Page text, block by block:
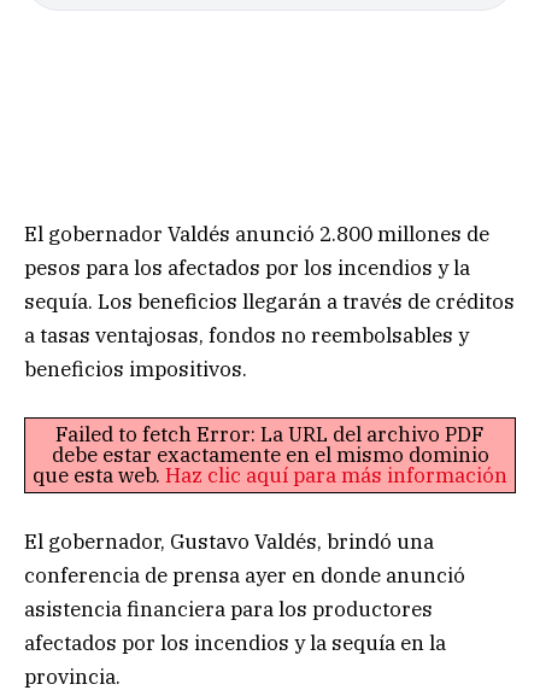
El gobernador Valdés anunció 2.800 millones de
pesos para los afectados por los incendios y la
sequía. Los beneficios llegarán a través de créditos
a tasas ventajosas, fondos no reembolsables y
beneficios impositivos.
Failed to fetch Error: La URL del archivo PDF
debe estar exactamente en el mismo dominio
que esta web. Haz clic aquí para más información
El gobernador, Gustavo Valdés, brindó una
conferencia de prensa ayer en donde anunció
asistencia financiera para los productores
afectados por los incendios y la sequía en la
provincia.